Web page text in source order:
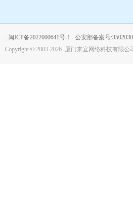
- 闽ICP备2022000641号-1 - 公安部备案号
Copyright © 2003-2026 厦门来宜网络科技有限公